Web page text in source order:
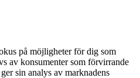
på möjligheter för dig som
av konsumenter som förvirrande
sin analys av marknadens